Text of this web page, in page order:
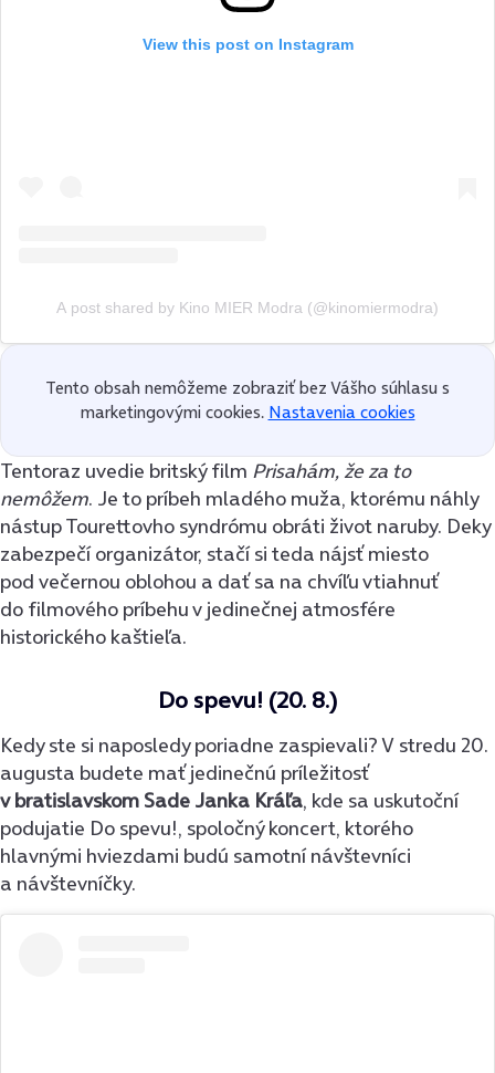
View this post on Instagram
A post shared by Kino MIER Modra (@kinomiermodra)
Tento obsah nemôžeme zobraziť bez Vášho súhlasu s
marketingovými cookies. Nastavenia cookies
Tentoraz uvedie britský film Prisahám, že za to
nemôžem. Je to príbeh mladého muža, ktorému náhly
nástup Tourettovho syndrómu obráti život naruby. Deky
zabezpečí organizátor, stačí si teda nájsť miesto
pod večernou oblohou a dať sa na chvíľu vtiahnuť
do filmového príbehu v jedinečnej atmosfére
historického kaštieľa.
Do spevu! (20. 8.)
Kedy ste si naposledy poriadne zaspievali? V stredu 20.
augusta budete mať jedinečnú príležitosť
v bratislavskom Sade Janka Kráľa, kde sa uskutoční
podujatie Do spevu!, spoločný koncert, ktorého
hlavnými hviezdami budú samotní návštevníci
a návštevníčky.